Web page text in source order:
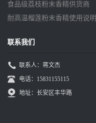
食品级荔枝粉末香精供货商
耐高温榴莲粉末香精使用说明
联系我们
联系人：蒋文杰
电话：15831155115
地址：长安区丰华路